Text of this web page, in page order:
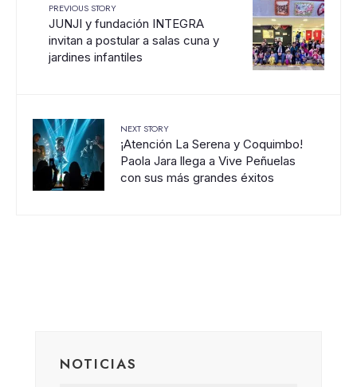
PREVIOUS STORY
JUNJI y fundación INTEGRA
invitan a postular a salas cuna y
jardines infantiles
NEXT STORY
¡Atención La Serena y Coquimbo!
Paola Jara llega a Vive Peñuelas
con sus más grandes éxitos
NOTICIAS